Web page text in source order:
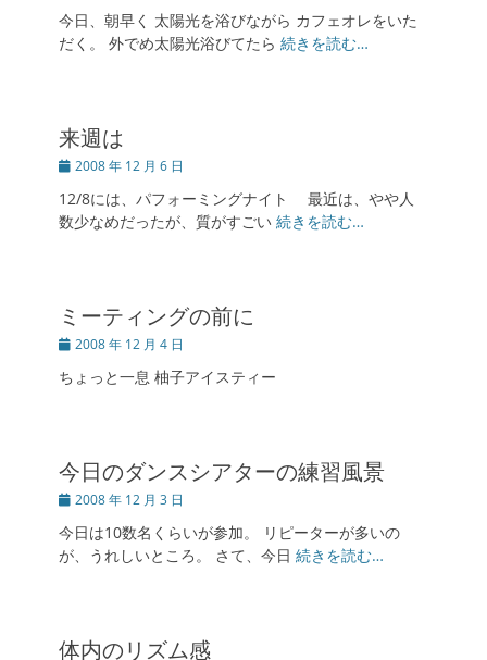
日
今日、朝早く 太陽光を浴びながら カフェオレをいた
だく。 外でめ太陽光浴びてたら 続きを読む…
来週は
投
日
2008 年 12 月 6 日
12/8には、パフォーミングナイト 最近は、やや人
数少なめだったが、質がすごい 続きを読む…
ミーティングの前に
投
日
2008 年 12 月 4 日
ちょっと一息 柚子アイスティー
今日のダンスシアターの練習風景
投
日
2008 年 12 月 3 日
今日は10数名くらいが参加。 リピーターが多いの
が、うれしいところ。 さて、今日 続きを読む…
体内のリズム感